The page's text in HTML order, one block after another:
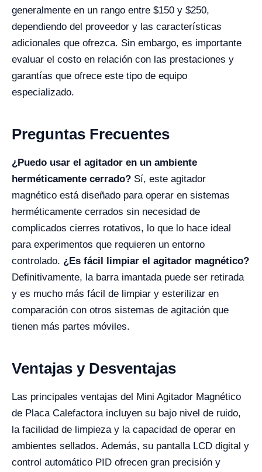
generalmente en un rango entre $150 y $250,
dependiendo del proveedor y las características
adicionales que ofrezca. Sin embargo, es importante
evaluar el costo en relación con las prestaciones y
garantías que ofrece este tipo de equipo
especializado.
Preguntas Frecuentes
¿Puedo usar el agitador en un ambiente
herméticamente cerrado? Sí, este agitador
magnético está diseñado para operar en sistemas
herméticamente cerrados sin necesidad de
complicados cierres rotativos, lo que lo hace ideal
para experimentos que requieren un entorno
controlado. ¿Es fácil limpiar el agitador magnético?
Definitivamente, la barra imantada puede ser retirada
y es mucho más fácil de limpiar y esterilizar en
comparación con otros sistemas de agitación que
tienen más partes móviles.
Ventajas y Desventajas
Las principales ventajas del Mini Agitador Magnético
de Placa Calefactora incluyen su bajo nivel de ruido,
la facilidad de limpieza y la capacidad de operar en
ambientes sellados. Además, su pantalla LCD digital y
control automático PID ofrecen gran precisión y